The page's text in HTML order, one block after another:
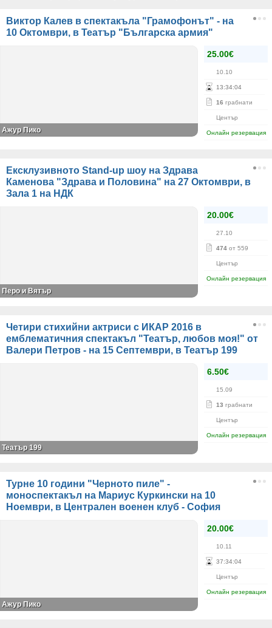
Виктор Калев в спектакъла "Грамофонът" - на
10 Октомври, в Театър "Българска армия"
25.00€
10.10
13:34:04
16 грабнати
Център
Онлайн резервация
Ажур Пико
Ексклузивното Stand-up шоу на Здрава
Каменова "Здрава и Половина" на 27 Октомври, в
Зала 1 на НДК
20.00€
27.10
474 от 559
Център
Онлайн резервация
Перо и Вятър
Четири стихийни актриси с ИКАР 2016 в
емблематичния спектакъл "Театър, любов моя!" от
Валери Петров - на 15 Септември, в Театър 199
6.50€
15.09
13 грабнати
Център
Онлайн резервация
Театър 199
Турне 10 години "Черното пиле" -
моноспектакъл на Мариус Куркински на 10
Ноември, в Централен военен клуб - София
20.00€
10.11
37:34:04
Център
Онлайн резервация
Ажур Пико